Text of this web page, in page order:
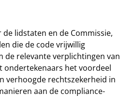
lidstaten en de Commissie,
die de code vrijwillig
de relevante verplichtingen van
ondertekenaars het voordeel
verhoogde rechtszekerheid in
aan de compliance-